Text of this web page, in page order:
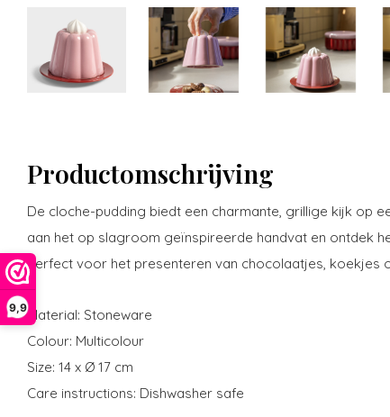
9,9
Productomschrijving
De cloche-pudding biedt een charmante, grillige kijk op
aan het op slagroom geïnspireerde handvat en ontdek
Perfect voor het presenteren van chocolaatjes, koekjes
Material: Stoneware
Colour: Multicolour
Size: 14 x Ø 17 cm
Care instructions: Dishwasher safe